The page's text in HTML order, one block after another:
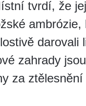
tvrdí, že
ambrózie,
darovali
zahrady jsou
za ztělesnění